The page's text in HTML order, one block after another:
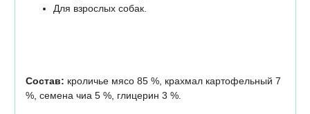
Для взрослых собак.
Состав: кроличье мясо 85 %, крахмал картофельный 7
%, семена чиа 5 %, глицерин 3 %.